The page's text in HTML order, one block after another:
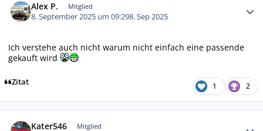
Alex P. Mitglied
8. September 2025 um 09:298. Sep 2025
Ich verstehe auch nicht warum nicht einfach eine passende
gekauft wird
Zitat 1 2
Kater546 Mitglied